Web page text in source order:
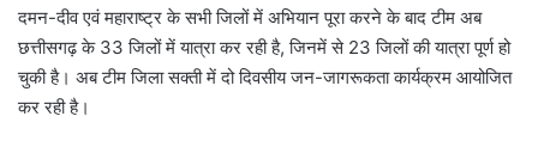
दमन-दीव एवं महाराष्ट्र के सभी जिलों में अभियान पूरा करने के बाद टीम अब
छत्तीसगढ़ के 33 जिलों में यात्रा कर रही है, जिनमें से 23 जिलों की यात्रा पूर्ण हो
चुकी है। अब टीम जिला सक्ती में दो दिवसीय जन-जागरूकता कार्यक्रम आयोजित
कर रही है।